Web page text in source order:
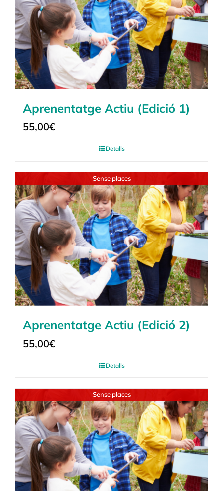
Aprenentatge Actiu (Edició 1)
55,00€
Detalls
Sense places
Aprenentatge Actiu (Edició 2)
55,00€
Detalls
Sense places